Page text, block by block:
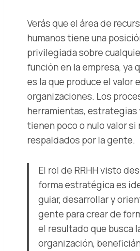
Verás que el área de
humanos tiene una
privilegiada sobre
función en la empresa, ya
es la que produce el valor
organizaciones. Los
herramientas, estrategias
tienen poco o nulo valor si
respaldados por la gente.
El rol de RRHH visto
forma estratégica es
guiar, desarrollar y
gente para crear de
el resultado que busca
organización,